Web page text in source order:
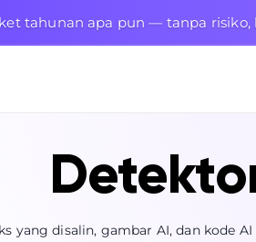
tahunan apa pun — tanpa risiko,
yang disalin, gambar AI, dan kode